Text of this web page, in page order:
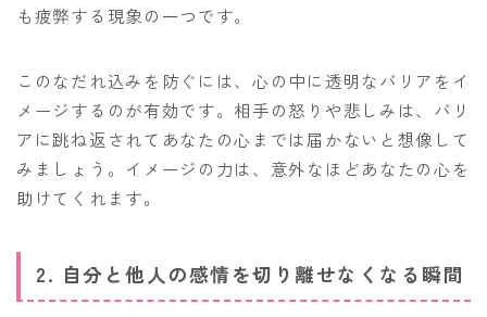
も疲弊する現象の一つです。
このなだれ込みを防ぐには、心の中に透明なバリアをイ
メージするのが有効です。相手の怒りや悲しみは、バリ
アに跳ね返されてあなたの心までは届かないと想像して
みましょう。イメージの力は、意外なほどあなたの心を
助けてくれます。
2. 自分と他人の感情を切り離せなくなる瞬間